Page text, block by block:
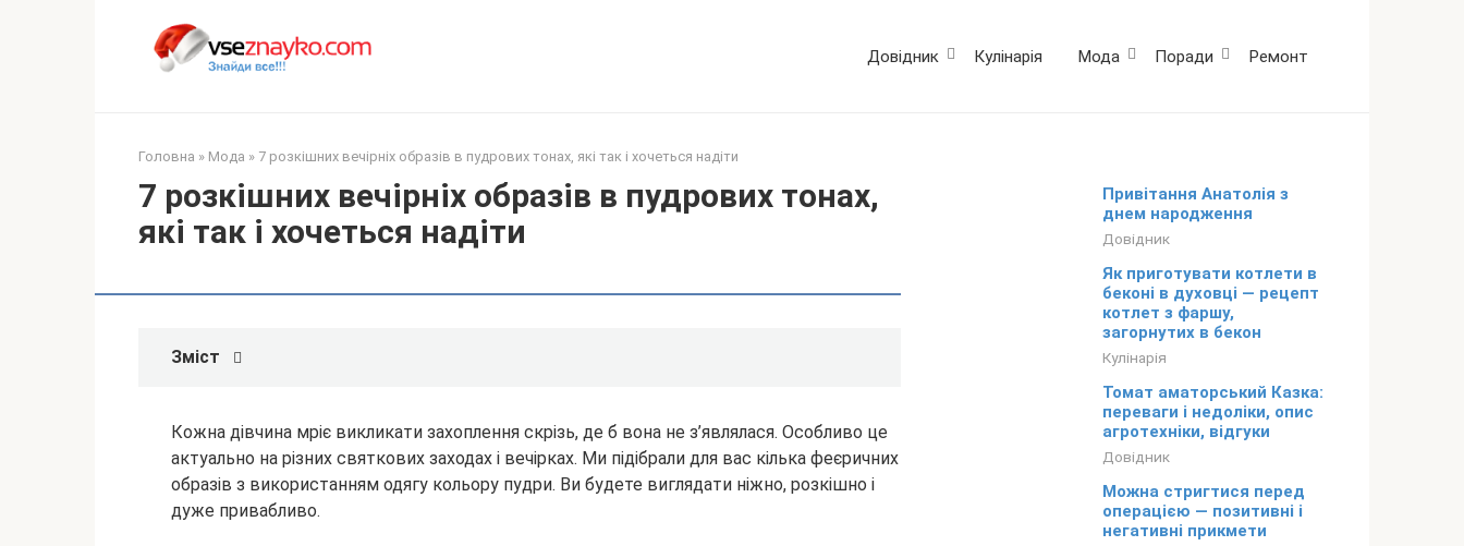
Довідник Кулінарія Мода Поради Ремонт
Головна » Мода » 7 розкішних вечірніх образів в пудрових тонах, які так і хочеться надіти
7 розкішних вечірніх образів в пудрових тонах,
які так і хочеться надіти
Зміст
Кожна дівчина мріє викликати захоплення скрізь, де б вона не з’являлася. Особливо це
актуально на різних святкових заходах і вечірках. Ми підібрали для вас кілька феєричних
образів з використанням одягу кольору пудри. Ви будете виглядати ніжно, розкішно і
дуже привабливо.
Привітання Анатолія з
днем народження
Довідник
Як приготувати котлети в
беконі в духовці — рецепт
котлет з фаршу,
загорнутих в бекон
Кулінарія
Томат аматорський Казка:
переваги і недоліки, опис
агротехніки, відгуки
Довідник
Можна стригтися перед
операцією — позитивні і
негативні прикмети